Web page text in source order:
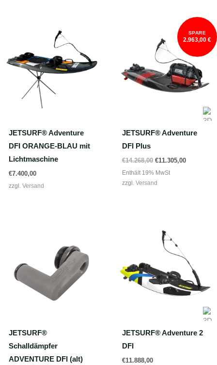
JETSURF® Adventure
DFI ORANGE-BLAU mit
Lichtmaschine
€7.400,00
zzgl. Versand
SPARE
2.963,00 €
JETSURF® Adventure
DFI Plus
€14.268,00 Ursprünglicher
war:
€14.268,00
€11.305,00Aktueller
Enthält 19% MwSt
zzgl. Versand
JETSURF®
Schalldämpfer
ADVENTURE DFI (alt)
JETSURF® Adventure 2
DFI
€11.888,00